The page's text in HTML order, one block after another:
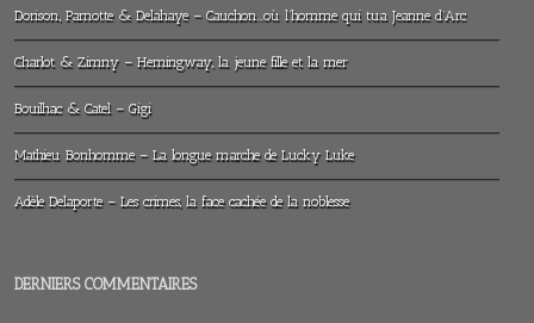
Dorison, Parnotte & Delahaye – Cauchon…où l’homme qui tua Jeanne d’Arc
Charlot & Zimny – Hemingway, la jeune fille et la mer
Bouilhac & Catel – Gigi
Mathieu Bonhomme – La longue marche de Lucky Luke
Adèle Delaporte – Les crimes, la face cachée de la noblesse
DERNIERS COMMENTAIRES